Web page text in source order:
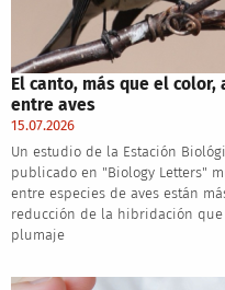
El canto, más que el
entre aves
15.07.2026
Un estudio de la Estación
publicado en "Biology Letters"
entre especies de aves están
reducción de la hibridación
plumaje